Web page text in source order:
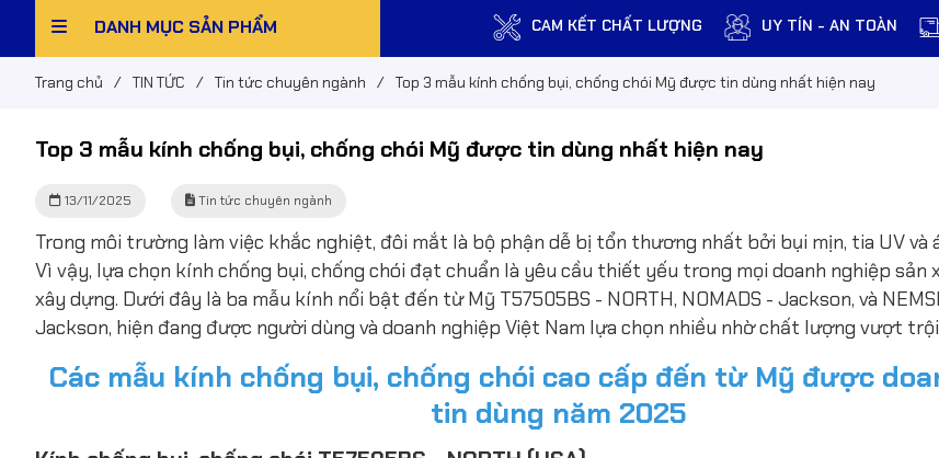
DANH MỤC SẢN PHẨM CAM KẾT CHẤT LƯỢNG UY TÍN - AN TOÀN
Trang chủ / TIN TỨC / Tin tức chuyên ngành / Top 3 mẫu kính chống bụi, chống chói Mỹ được tin dùng nhất hiện nay
Top 3 mẫu kính chống bụi, chống chói Mỹ được tin dùng nhất hiện nay
13/11/2025 Tin tức chuyên ngành
Trong môi trường làm việc khắc nghiệt, đôi mắt là bộ phận dễ bị tổn thương nhất bởi bụi mịn, tia UV và
Vì vậy, lựa chọn kính chống bụi, chống chói đạt chuẩn là yêu cầu thiết yếu trong mọi doanh nghiệp sản
xây dựng. Dưới đây là ba mẫu kính nổi bật đến từ Mỹ T57505BS - NORTH, NOMADS - Jackson, và
Jackson, hiện đang được người dùng và doanh nghiệp Việt Nam lựa chọn nhiều nhờ chất lượng vượt trội
Các mẫu kính chống bụi, chống chói cao cấp đến từ Mỹ được
tin dùng năm 2025